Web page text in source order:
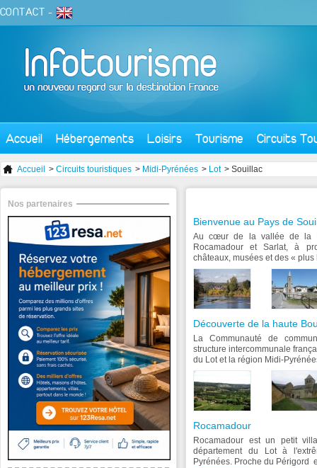
CONTACT -
Accueil Hébergements Loisirs Tourisme Circuits
Accueil > Circuits touristiques > Midi-Pyrénées > Lot > Souillac
Bienvenue au Pays de
Au cœur de la vallée de la
Rocamadour et Sarlat, à
châteaux, musées et des «
Découverte de la haute
La Communauté de
structure intercommunale
du Lot et la région Midi-
Rocamadour
Rocamadour est un petit
département du Lot à
Pyrénées. Proche du Périgord
Nos partenaires